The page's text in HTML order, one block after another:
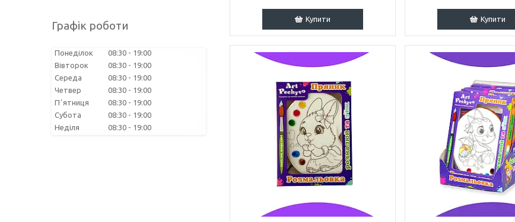
Купити Купити
Графік роботи
Понеділок 08:30
19:00
Вівторок
08:30
19:00
Середа
08:30
19:00
Четвер
08:30
19:00
Пʼятниця
08:30
19:00
Субота
08:30
19:00
Неділя
08:30 19:00